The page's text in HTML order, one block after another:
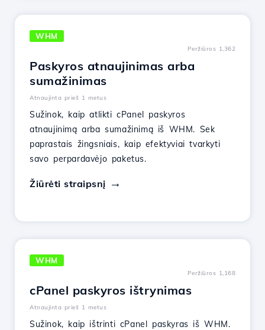
WHM
Peržiūros 1,362
Paskyros atnaujinimas arba
sumažinimas
Atnaujinta prieš 1 metus
Sužinok, kaip atlikti cPanel paskyros
atnaujinimą arba sumažinimą iš WHM. Sek
paprastais žingsniais, kaip efektyviai tvarkyti
savo perpardavėjo paketus.
Žiūrėti straipsnį
WHM
Peržiūros 1,168
cPanel paskyros ištrynimas
Atnaujinta prieš 1 metus
Sužinok, kaip ištrinti cPanel paskyras iš WHM.